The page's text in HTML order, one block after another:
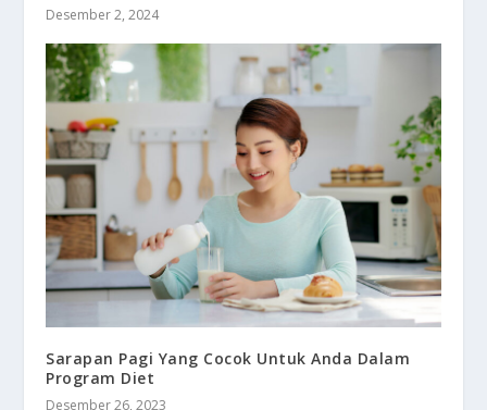
Desember 2, 2024
Sarapan Pagi Yang Cocok Untuk Anda Dalam
Program Diet
Desember 26, 2023